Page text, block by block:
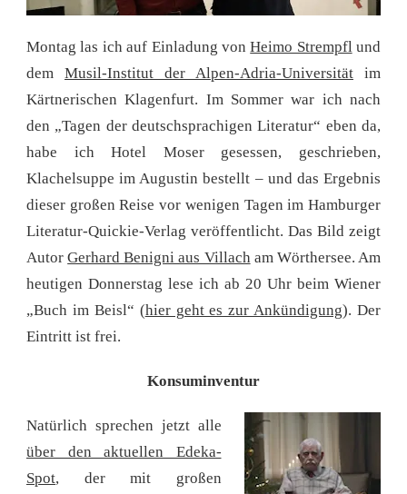
Montag las ich auf Einladung vonHeimo Strempflund
dem Musil-Institut der Alpen-Adria-Universität im
Kärtnerischen Klagenfurt. Im Sommer war ich nach
den „Tagen der deutschsprachigen Literatur“ eben da,
habe ich Hotel Moser gesessen, geschrieben,
Klachelsuppe im Augustin bestellt – und das Ergebnis
dieser großen Reise vor wenigen Tagen im Hamburger
Literatur-Quickie-Verlag veröffentlicht. Das Bild zeigt
AutorGerhard Benigni aus Villacham Wörthersee. Am
heutigen Donnerstag lese ich ab 20 Uhr beim Wiener
„Buch im Beisl“ (hier geht es zur Ankündigung). Der
Eintritt ist frei.
Konsuminventur
Natürlich sprechen jetzt alle
über den aktuellen Edeka-
Spot, der mit großen